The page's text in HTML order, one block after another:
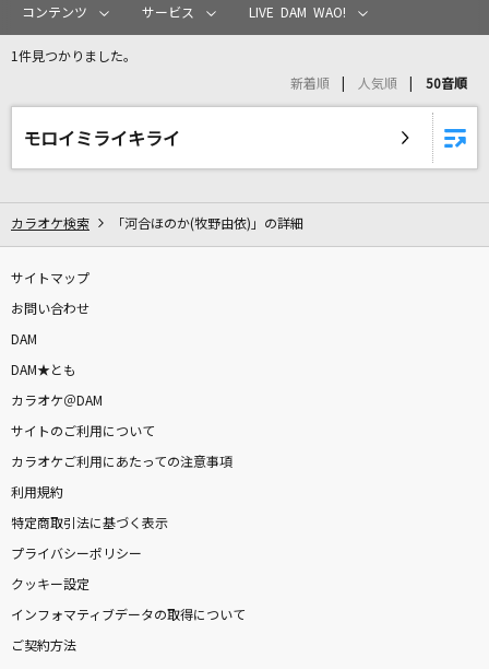
カラオケリクエスト
リアルタイムで歌われている曲の一覧
ゆず
[生音]One day
[生音]ロビンソン
スピッツ
忘れてください
ヨルシカ
コンテンツ サービス LIVE DAM WAO!
1件見つかりました。
新着順 人気順 50音順
モロイミライキライ
カラオケ検索 「河合ほのか(牧野由依)」の詳細
サイトマップ
お問い合わせ
DAM
DAM★とも
カラオケ＠DAM
サイトのご利用について
カラオケご利用にあたっての注意事項
利用規約
特定商取引法に基づく表示
プライバシーポリシー
クッキー設定
インフォマティブデータの取得について
ご契約方法